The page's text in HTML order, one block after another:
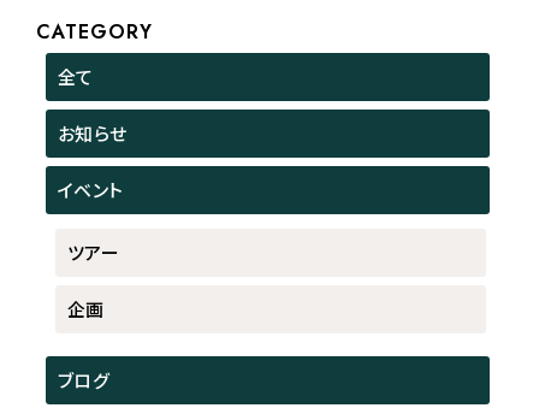
CATEGORY
全て
お知らせ
イベント
ツアー
企画
ブログ